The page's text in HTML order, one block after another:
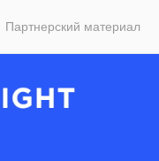
Партнерский материал